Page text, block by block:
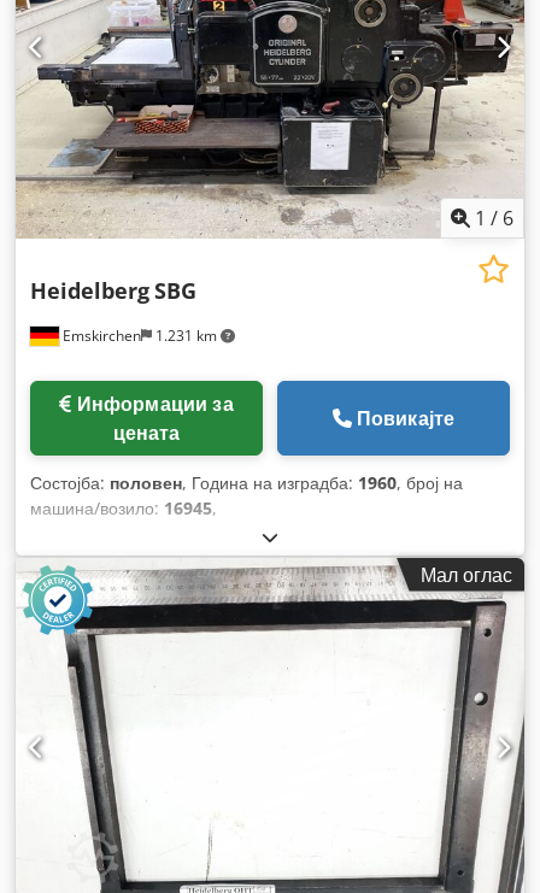
1 / 6
Emskirchen 1.231 km
HeidelbergSBG
цената
Повикајте
Состојба: половен, Година на изградба: 1960, број на
машина/возило: 16945,
Мал оглас